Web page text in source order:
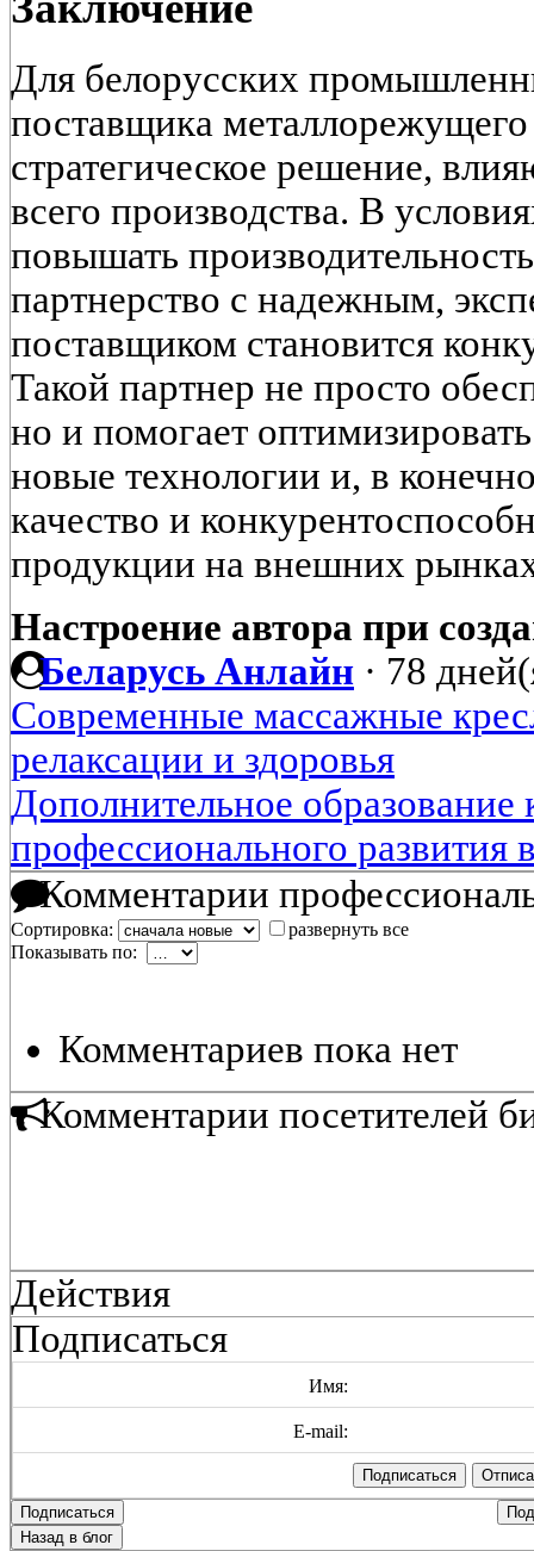
Для белорусских
поставщика
стратегическое решение,
всего производства. В
повышать
партнерство с надежным,
поставщиком становится
Такой партнер не просто
но и помогает
новые технологии и, в
качество и
продукции на внешних
Настроение автора при
Беларусь Анлайн · 78
Современные массажные
релаксации и здоровья
Дополнительное образование
профессионального развития
Комментарии
Сортировка:
развернуть все
Показывать по:
Комментариев пока нет
Комментарии посетителей
Действия
Подписаться
Имя:
E-mail:
Подписаться
Назад в блог